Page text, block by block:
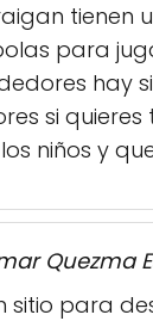
tienen
para
hay
si
niños y
Quezma
sitio para